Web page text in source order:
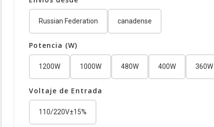
Russian Federation canadense
Potencia (W)
1200W 1000W 480W 400W 360W
Voltaje de Entrada
110/220V±15%